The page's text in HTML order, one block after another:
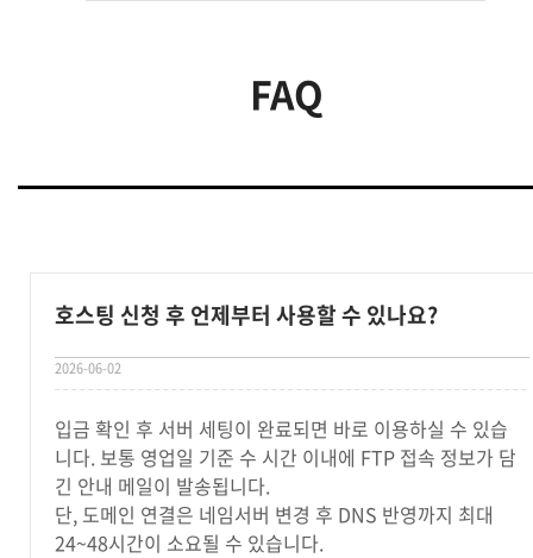
FAQ
호스팅 신청 후 언제부터 사용할 수 있나요?
2026-06-02
입금 확인 후 서버 세팅이 완료되면 바로 이용하실 수 있습
니다. 보통 영업일 기준 수 시간 이내에 FTP 접속 정보가 담
긴 안내 메일이 발송됩니다.
단, 도메인 연결은 네임서버 변경 후 DNS 반영까지 최대
24~48시간이 소요될 수 있습니다.